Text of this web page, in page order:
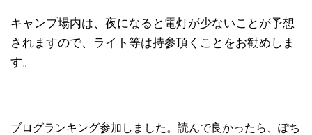
キャンプ場内は、夜になると電灯が少ないことが予想
されますので、ライト等は持参頂くことをお勧めしま
す。
ブログランキング参加しました。読んで良かったら、ぽち